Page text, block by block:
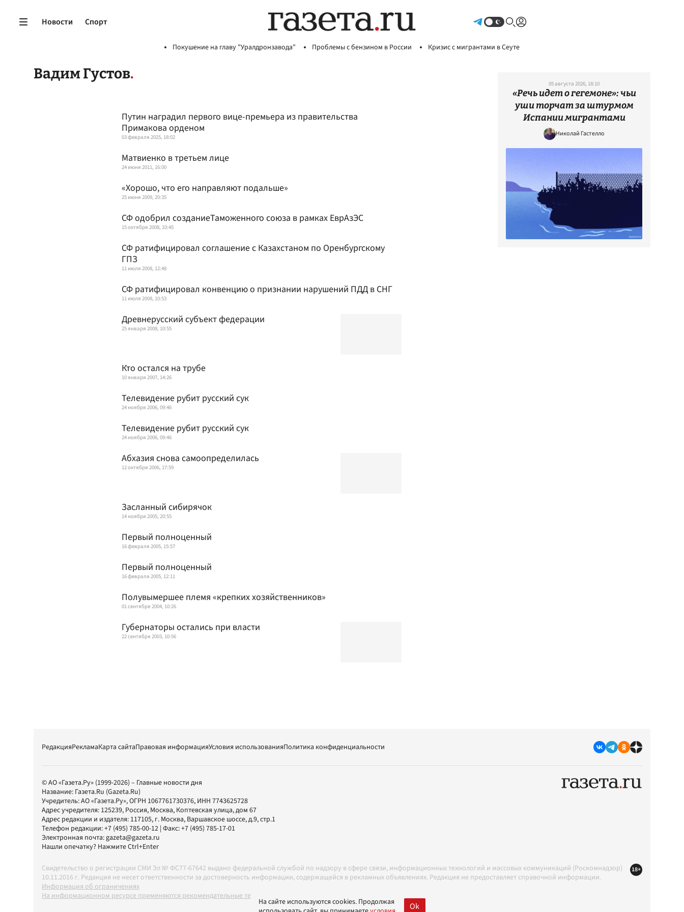
Новости Спорт
Покушение на главу "Уралдронзавода" Проблемы с бензином в России Кризис с мигрантами в Сеуте
Вадим Густов
Путин наградил первого вице-премьера из правительства
Примакова орденом
03 февраля 2025, 18:02
Матвиенко в третьем лице
24 июня 2011, 16:00
«Хорошо, что его направляют подальше»
25 июня 2009, 20:35
СФ одобрил созданиеТаможенного союза в рамках ЕврАзЭС
15 октября 2008, 10:45
СФ ратифицировал соглашение с Казахстаном по Оренбургскому
ГПЗ
11 июля 2008, 12:48
СФ ратифицировал конвенцию о признании нарушений ПДД в СНГ
11 июля 2008, 10:53
Древнерусский субъект федерации
25 января 2008, 10:55
Кто остался на трубе
10 января 2007, 14:26
Телевидение рубит русский сук
24 ноября 2006, 09:46
Телевидение рубит русский сук
24 ноября 2006, 09:46
Абхазия снова самоопределилась
12 октября 2006, 17:59
Засланный сибирячок
14 ноября 2005, 20:55
Первый полноценный
16 февраля 2005, 15:57
Первый полноценный
16 февраля 2005, 12:11
Полувымершее племя «крепких хозяйственников»
01 сентября 2004, 10:26
Губернаторы остались при власти
22 сентября 2003, 10:56
05 августа 2026, 18:10
«Речь идет о гегемоне»: чьи
уши торчат за штурмом
Испании мигрантами
Николай Гастелло
РедакцияРекламаКарта сайтаПравовая информацияУсловия использованияПолитика конфиденциальности
© АО «Газета.Ру» (1999-2026) – Главные новости дня
Название: Газета.Ru (Gazeta.Ru)
Учредитель:АО «Газета.Ру», ОГРН 1067761730376, ИНН 7743625728
Адрес учредителя: 125239, Россия, Москва, Коптевская улица, дом 67
Адрес редакции и издателя: 117105, г. Москва, Варшавское шоссе, д.9, стр.1
Телефон редакции:+7 (495) 785-00-12 | Факс:+7 (495) 785-17-01
Электронная почта:gazeta@gazeta.ru
Нашли опечатку? Нажмите Ctrl+Enter
Свидетельство о регистрации СМИ Эл № ФС77-67642 выдано федеральной службой по надзору в сфере связи, информационных технологий и массовых коммуникаций (Роскомнадзор)
10.11.2016 г. Редакция не несет ответственности за достоверность информации, содержащейся в рекламных объявлениях. Редакция не предоставляет справочной информации.
Информация об ограничениях
На информационном ресурсе применяются рекомендательные технологии в соответствии с Правилами
18+
На сайте используются cookies. Продолжая
Ok